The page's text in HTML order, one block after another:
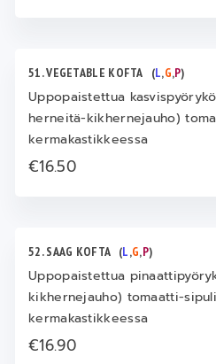
51. VEGETABLE KOFTA (L,G,P)
Uppopaistettua
herneitä-kikhernejauho)
kermakastikkeessa
€16.50
52. SAAG KOFTA (L,G,P)
Uppopaistettua
kikhernejauho) tomaatti-
kermakastikkeessa
€16.90